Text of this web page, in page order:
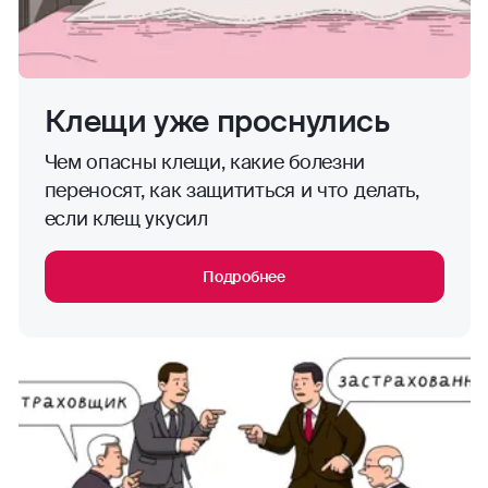
Клещи уже проснулись
Чем опасны клещи, какие болезни
переносят, как защититься и что делать,
если клещ укусил
Подробнее